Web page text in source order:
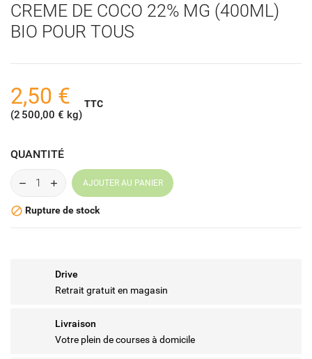
CREME DE COCO 22% MG (400ML)
BIO POUR TOUS
2,50 €
(2 500,00 € kg)
TTC
QUANTITÉ
AJOUTER AU PANIER
 Rupture de stock
Drive
Retrait gratuit en magasin
Livraison
Votre plein de courses à domicile